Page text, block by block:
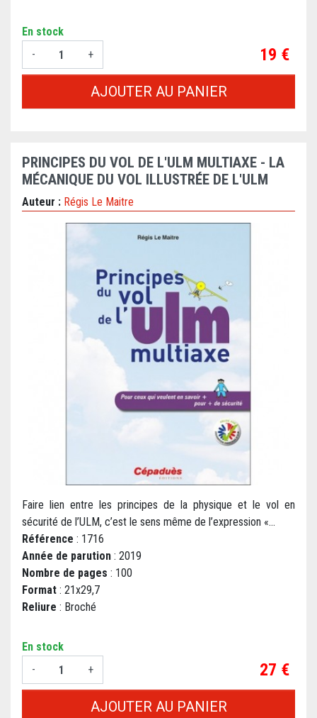
En stock
-
+ Prix
19 €
AJOUTER AU PANIER
PRINCIPES DU VOL DE L'ULM MULTIAXE - LA
MÉCANIQUE DU VOL ILLUSTRÉE DE L'ULM
Auteur : Régis Le Maitre
Faire lien entre les principes de la physique et le vol en
sécurité de l’ULM, c’est le sens même de l’expression «...
Référence : 1716
Année de parution : 2019
Nombre de pages : 100
Format : 21x29,7
Reliure : Broché
En stock
-
+ Prix
27 €
AJOUTER AU PANIER